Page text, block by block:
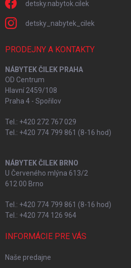
detsky.nabytok.cilek
detsky_nabytek_cilek
PRODEJNY A KONTAKTY
NÁBYTEK ČILEK PRAHA
OD Centrum
Hlavní 2459/108
Praha 4 - Spořilov
Tel.: +420 272 767 029
Tel.: +420 774 799 861 (8-16 hod)
NÁBYTEK ČILEK BRNO
U Červeného mlýna 613/2
612 00 Brno
Tel.: +420 774 799 861 (8-16 hod)
Tel.: +420 774 126 964
INFORMÁCIE PRE VÁS
Naše predajne